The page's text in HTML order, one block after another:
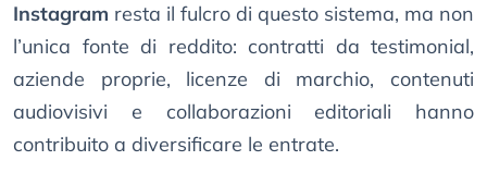
Instagram resta il fulcro di questo sistema, ma non
l’unica fonte di reddito: contratti da testimonial,
aziende proprie, licenze di marchio, contenuti
audiovisivi e collaborazioni editoriali hanno
contribuito a diversificare le entrate.